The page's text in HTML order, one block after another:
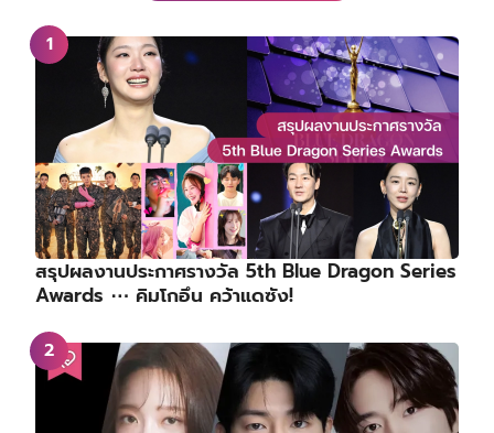
สรุปผลงานประกาศรางวัล 5th Blue Dragon Series
Awards ⋯ คิมโกอึน คว้าแดซัง!